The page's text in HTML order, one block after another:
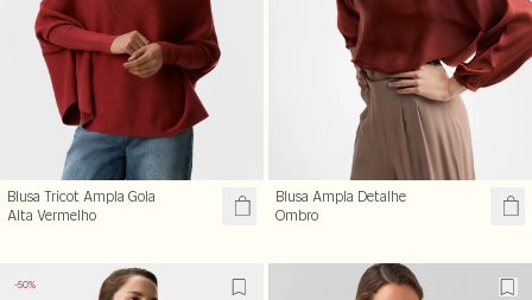
Blusa Tricot Ampla Gola
Alta Vermelho
Blusa Ampla Detalhe
Ombro
-50%